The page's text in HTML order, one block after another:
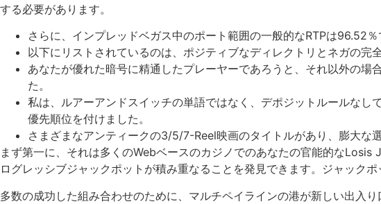
する必要があります。
さらに、インプレッドベガス中のポート範囲の一般的なRTPは96.52
以下にリストされているのは、ポジティブなディレクトリとネガの完
あなたが優れた暗号に精通したプレーヤーであろうと、それ以外の
た。
私は、ルアーアンドスイッチの単語ではなく、デポジットルールな
優先順位を付けました。
さまざまなアンティークの3/5/7-Reel映画のタイトルがあり、膨大な
まず第一に、それは多くのWebベースのカジノでのあなたの官能的な
ログレッシブジャックポットが積み重なることを発見できます。ジャック
多数の成功した組み合わせのために、マルチペイラインの港が新しい出入